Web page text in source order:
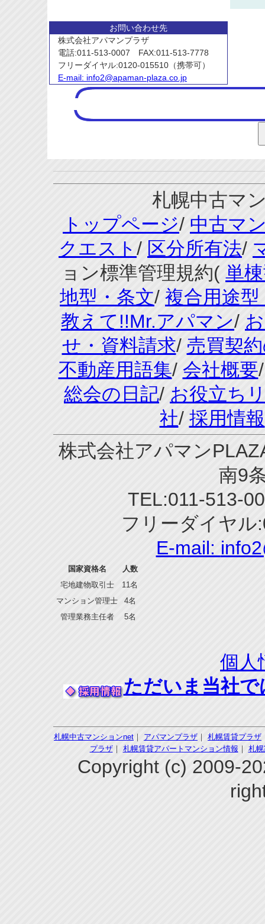
お問い合わせ先
株式会社アパマンプラザ
電話:011-513-0007 FAX:011-513-7778
フリーダイヤル:0120-015510（携帯可）
E-mail: info2@apaman-plaza.co.jp
札幌中古マ
トップページ/ 中古マ
クエスト / 区分所有法/
ョン標準管理規約( 単
地型・条文/ 複合用途型
教えて!!Mr.アパマン/
せ・資料請求/ 売買契
不動産用語集/ 会社概要
総会の日記/ お役立ち
社/ 採用情報
株式会社アパマン
南9
TEL:011-513-
フリーダイヤル
E-mail:
国家資格名
人数
宅地建物取引士
11名
マンション管理士
4名
管理業務主任者
5名
個人
ただいま当社
札幌中古マンションnet ｜ アパマンプラザ ｜ 札幌賃貸プラザ
プラザ｜ 札幌賃貸アパートマンション情報 ｜ 札
Copyright (c) 2009-